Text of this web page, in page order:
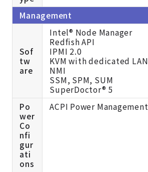
Management
Sof
tw
are
Intel® Node Manager
Redfish API
IPMI 2.0
KVM with dedicated LAN
NMI
SSM, SPM, SUM
SuperDoctor® 5
Po
wer
Co
nfi
gur
ati
ons
ACPI Power Management